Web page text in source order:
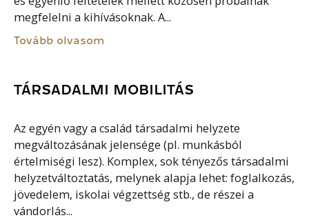
megfelelni a kihívásoknak. A...
Tovább olvasom
TÁRSADALMI MOBILITÁS
Az egyén vagy a család társadalmi helyzete
megváltozásának jelensége (pl. munkásból
értelmiségi lesz). Komplex, sok tényezős társadalmi
helyzetváltoztatás, melynek alapja lehet: foglalkozás,
jövedelem, iskolai végzettség stb., de részei a
vándorlás...